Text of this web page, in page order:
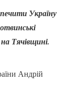
Україну
Тячівщині.
Андрій